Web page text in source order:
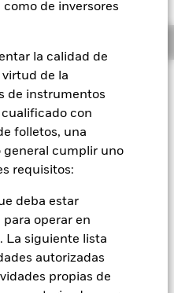
de inversores
la calidad de
de la
de instrumentos
con
folletos, una
general cumplir uno
requisitos:
deba estar
operar en
La siguiente lista
autorizadas
propias de
la rentabilidad de su
del Fondo, de forma
sociales y de
inversión sostenible
potestad para seleccionar
y cuando: el Fondo
activos totales en valores de
J.P. Morgan ESG Blended
(el «Índice» y los
lo que incluye